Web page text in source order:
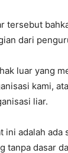
tersebut
dari
luar yang
kami,
liar.
ini adalah
tanpa dasar